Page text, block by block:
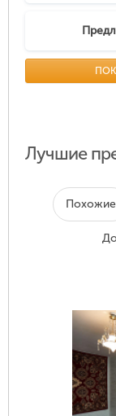
Лучшие
Похожие